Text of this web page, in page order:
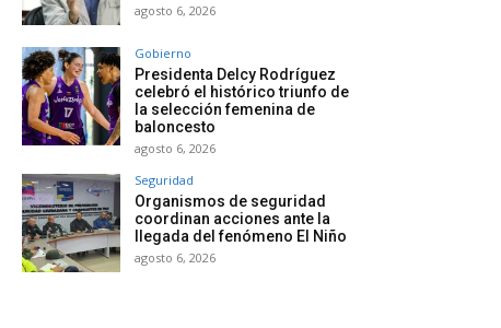
agosto 6, 2026
Gobierno
Presidenta Delcy Rodríguez
celebró el histórico triunfo de
la selección femenina de
baloncesto
agosto 6, 2026
Seguridad
Organismos de seguridad
coordinan acciones ante la
llegada del fenómeno El Niño
agosto 6, 2026